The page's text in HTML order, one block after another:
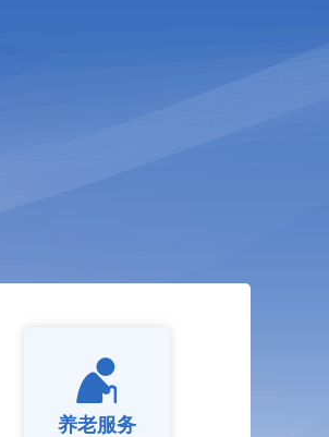
养老服务